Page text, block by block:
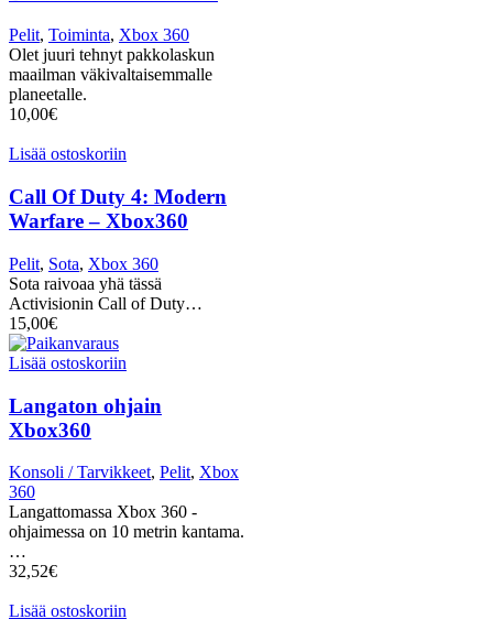
Pelit, Toiminta, Xbox 360
Olet juuri tehnyt pakkolaskun
maailman väkivaltaisemmalle
planeetalle.
10,00€
Lisää ostoskoriin
Call Of Duty 4: Modern
Warfare – Xbox360
Pelit, Sota, Xbox 360
Sota raivoaa yhä tässä
Activisionin Call of Duty…
15,00€
Lisää ostoskoriin
Langaton ohjain
Xbox360
Konsoli / Tarvikkeet, Pelit, Xbox
360
Langattomassa Xbox 360 -
ohjaimessa on 10 metrin kantama.
…
32,52€
Lisää ostoskoriin